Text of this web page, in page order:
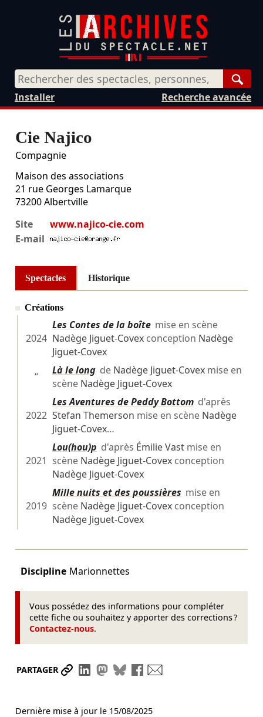
Recherche avancée
Installer
Cie Najico
Compagnie
Maison des associations
21 rue Georges Lamarque
73200 Albertville
Site
www.najico-cie.com
E-mail
Spectacles Historique
Créations
2024
Les Contes de la boîtemise en scène
Nadège Jiguet‑Covexconception Nadège
Jiguet‑Covex
“
Là le longde Nadège Jiguet‑Covexmise en
scène Nadège Jiguet‑Covex
2022
Les Aventures de Peddy Bottomd'après
Stefan Themerson mise en scène Nadège
Jiguet‑Covex…
2021
Lou(hou)p d'après Émilie Vastmise en
scène Nadège Jiguet‑Covexconception
Nadège Jiguet‑Covex
2019
Mille nuits et des poussières mise en
scène Nadège Jiguet‑Covexconception
Nadège Jiguet‑Covex
Discipline Marionnettes
Vous possédez des informations pour compléter
cette fiche ou souhaitez y apporter des corrections ?
Contactez-nous.
PARTAGER Partager le lien
Partager sur LinkedIn
Partager sur Mastodon
Partager sur Bluesky
Partager sur Facebook
Dernière mise à jour le 15/08/2025